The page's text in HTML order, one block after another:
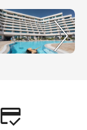
credit_score